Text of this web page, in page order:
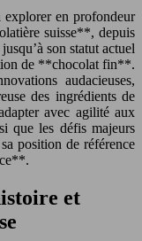
explorer en profondeur
suisse**, depuis
son statut actuel
de **chocolat fin**.
audacieuses,
des ingrédients de
avec agilité aux
que les défis majeurs
position de référence
et